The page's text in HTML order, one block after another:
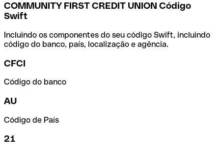
COMMUNITY FIRST CREDIT UNION Código
Swift
Incluindo os componentes do seu código Swift, incluindo
código do banco, país, localização e agência.
CFCI
Código do banco
AU
Código de País
21